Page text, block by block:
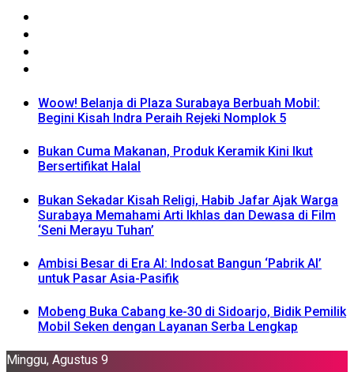
Woow! Belanja di Plaza Surabaya Berbuah Mobil:
Begini Kisah Indra Peraih Rejeki Nomplok 5
Bukan Cuma Makanan, Produk Keramik Kini Ikut
Bersertifikat Halal
Bukan Sekadar Kisah Religi, Habib Jafar Ajak Warga
Surabaya Memahami Arti Ikhlas dan Dewasa di Film
‘Seni Merayu Tuhan’
Ambisi Besar di Era AI: Indosat Bangun ‘Pabrik AI’
untuk Pasar Asia-Pasifik
Mobeng Buka Cabang ke-30 di Sidoarjo, Bidik Pemilik
Mobil Seken dengan Layanan Serba Lengkap
Minggu, Agustus 9